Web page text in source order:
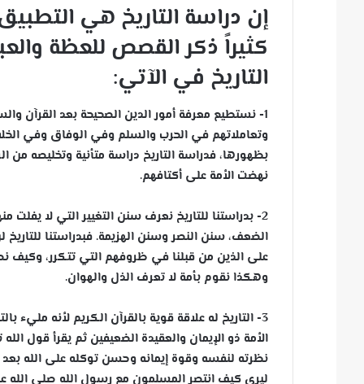
إن دراسة التاريخ هي
كثيراً ذكر القصص للعظة
التاريخ في الآتي:
1- نستطيع معرفة أمور الدين الصحيحة بعد القرآن
وتعاملاتهم في الحرب والسلم وفي الوفاق وفي
بظهورها، فدراسة التاريخ دراسة متأنية وتخليصه من
نهضت الأمة على أكتافهم.
2- بدراستنا للتاريخ نعرف سنن التغيير التي لا
الضعف، سنن النصر وسنن الهزيمة. فبدراستنا
على الذين من قبلنا في ظروفهم التي تتكرر، وكيف
وهكذا نقوم بأمة لا تعرف الذل والهوان.
3- التاريخ له علاقة قوية بالقرآن الكريم لأنه مليء
نظرته لنفسه وقوة إيمانه وحسن توكله على الله بعد
ليرى كيف انتصر المسلمون مع رسول الله صلى الله